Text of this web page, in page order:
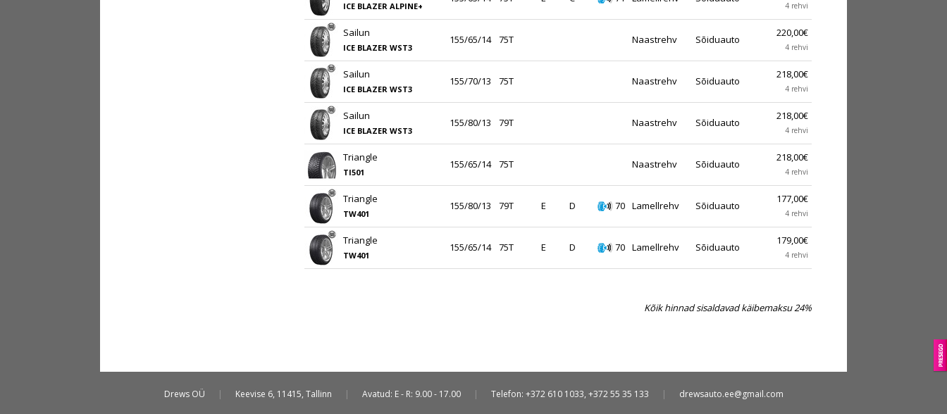
ICE BLAZER ALPINE+ 4 rehvi
Sailun
ICE BLAZER WST3
155/65/14 75T Naastrehv Sõiduauto
220,00€
4 rehvi
Sailun
ICE BLAZER WST3
155/70/13 75T Naastrehv Sõiduauto
218,00€
4 rehvi
Sailun
ICE BLAZER WST3
155/80/13 79T Naastrehv Sõiduauto
218,00€
4 rehvi
Triangle
TI501
155/65/14 75T Naastrehv Sõiduauto
218,00€
4 rehvi
Triangle
TW401
155/80/13 79T E D 70 Lamellrehv Sõiduauto
177,00€
4 rehvi
Triangle
TW401
155/65/14 75T E D 70 Lamellrehv Sõiduauto
179,00€
4 rehvi
Kõik hinnad sisaldavad käibemaksu 24%
Drews OÜ | Keevise 6, 11415, Tallinn | Avatud: E - R: 9.00 - 17.00 | Telefon: +372 610 1033, +372 55 35 133 | drewsauto.ee@gmail.com